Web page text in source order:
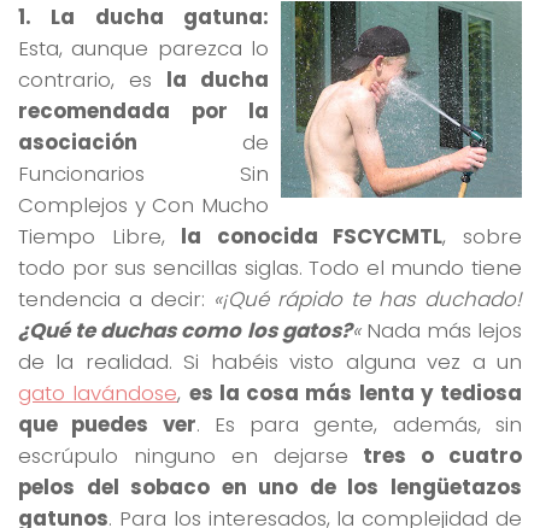
1. La ducha gatuna:
Esta, aunque parezca lo
contrario, es la ducha
recomendada por la
asociación de
Funcionarios Sin
Complejos y Con Mucho
Tiempo Libre, la conocida FSCYCMTL, sobre
todo por sus sencillas siglas. Todo el mundo tiene
tendencia a decir: «¡Qué rápido te has duchado!
¿Qué te duchas como los gatos?«Nada más lejos
de la realidad. Si habéis visto alguna vez a un
gato lavándose, es la cosa más lenta y tediosa
que puedes ver. Es para gente, además, sin
escrúpulo ninguno en dejarse tres o cuatro
pelos del sobaco en uno de los lengüetazos
gatunos. Para los interesados, la complejidad de